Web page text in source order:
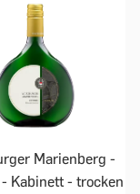
Marienberg -
Kabinett - trocken